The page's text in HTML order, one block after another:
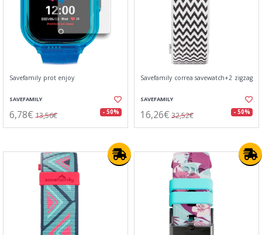
Savefamily prot enjoy
SAVEFAMILY
6,78€ 13,56€ - 50%
Savefamily correa savewatch+2 zigzag
SAVEFAMILY
16,26€ 32,52€ - 50%